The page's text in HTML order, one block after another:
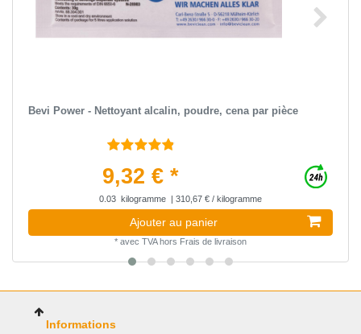
Bevi Power - Nettoyant alcalin, poudre, сena par pièce
9,32 € *
0.03 kilogramme | 310,67 € / kilogramme
Ajouter au panier
* avec TVAhors Frais de livraison
Informations